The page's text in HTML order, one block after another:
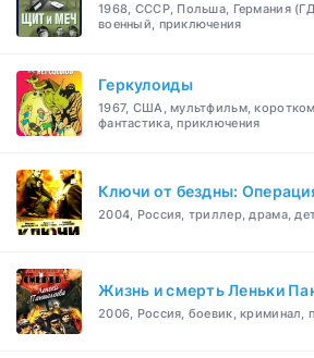
1968, СССР, Польша, Германия
военный, приключения
Геркулоиды
1967, США, мультфильм,
фантастика, приключения
Ключи от бездны:
2004, Россия, триллер, драма,
Жизнь и смерть Леньки
2006, Россия, боевик, криминал,